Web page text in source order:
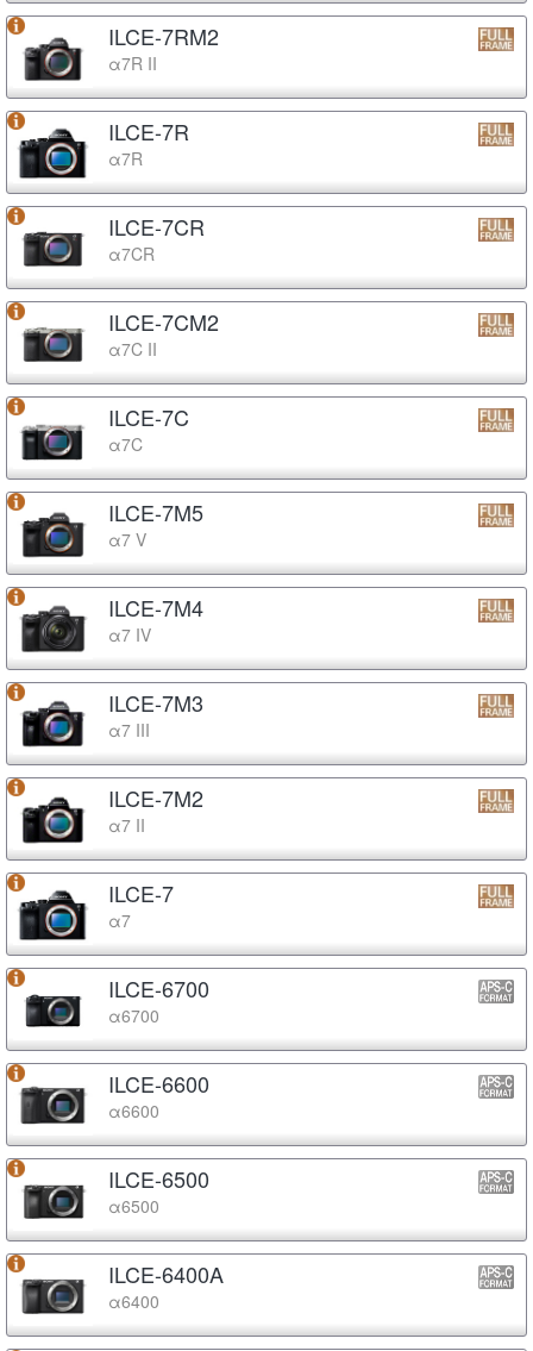
ILCE-7RM2
α7R II
ILCE-7R
α7R
ILCE-7CR
α7CR
ILCE-7CM2
α7C II
ILCE-7C
α7C
ILCE-7M5
α7 V
ILCE-7M4
α7 IV
ILCE-7M3
α7 III
ILCE-7M2
α7 II
ILCE-7
α7
ILCE-6700
α6700
ILCE-6600
α6600
ILCE-6500
α6500
ILCE-6400A
α6400